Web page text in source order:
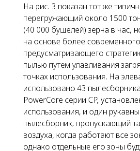
На рис. 3 показан тот же
перегружающий около 1500
(40 000 бушелей) зерна в час,
на основе более
предусматривающего
пылью путем улавливания
точках использования. На
использовано 43
PowerCore серии CP,
использования, и один
пылесборник, пропускающий
воздуха, когда работают все
однако отдельные его зоны